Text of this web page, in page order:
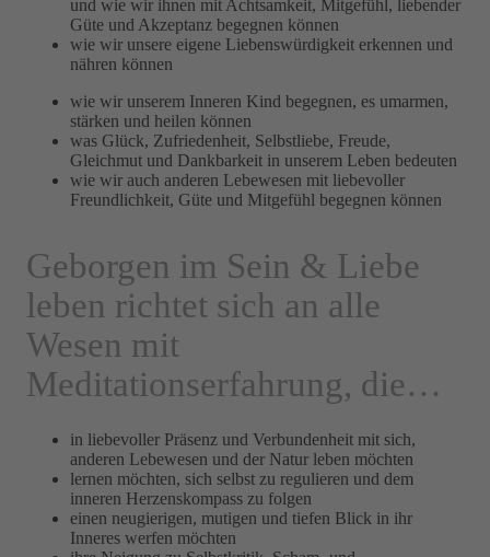
und wie wir ihnen mit Achtsamkeit, Mitgefühl, liebender
Güte und Akzeptanz begegnen können
wie wir unsere eigene Liebenswürdigkeit erkennen und
nähren können
wie wir unserem Inneren Kind begegnen, es umarmen,
stärken und heilen können
was Glück, Zufriedenheit, Selbstliebe, Freude,
Gleichmut und Dankbarkeit in unserem Leben bedeuten
wie wir auch anderen Lebewesen mit liebevoller
Freundlichkeit, Güte und Mitgefühl begegnen können
Geborgen im Sein & Liebe
leben richtet sich an alle
Wesen mit
Meditationserfahrung, die…
in liebevoller Präsenz und Verbundenheit mit sich,
anderen Lebewesen und der Natur leben möchten
lernen möchten, sich selbst zu regulieren und dem
inneren Herzenskompass zu folgen
einen neugierigen, mutigen und tiefen Blick in ihr
Inneres werfen möchten